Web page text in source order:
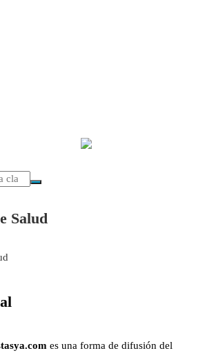
Salud
es una forma de difusión del